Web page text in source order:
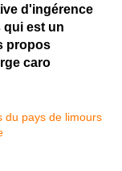
d'ingérence
qui est un
propos
caro